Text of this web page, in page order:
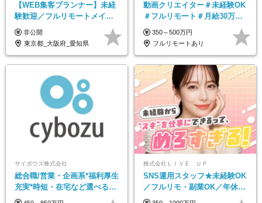
【WEB集客プランナー】未経
験歓迎／フルリモートメイン
／プライム上場／土日祝休み
／東京・大阪・名古屋
非公開
東京都_大阪府_愛知県
動画クリエイター＃未経験OK
＃フルリモート＃月給30万～#
髪色・ネイル・服装自由#残業
少なめ#土日祝休み
350～500万円
フルリモートあり
サイボウズ株式会社
総合職/営業・企画系*福利厚生
充実*時短・在宅など選べる働
き方*賞与年2回
株式会社ＬＩＶＥ ＵＰ
SNS運用スタッフ★未経験OK
／フルリモ・副業OK／年休
125日／残業なし／髪・服・ネ